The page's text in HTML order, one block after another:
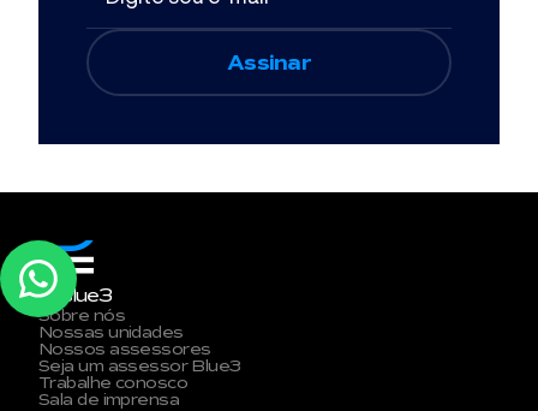
A Blue3
Sobre nós
Nossas unidades
Nossos assessores
Seja um assessor Blue3
Trabalhe conosco
Sala de imprensa